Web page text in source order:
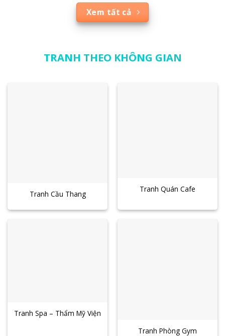
Xem tất cả
TRANH THEO KHÔNG GIAN
Tranh Cầu Thang
Tranh Quán Cafe
Tranh Spa – Thẩm Mỹ Viện
Tranh Phòng Gym